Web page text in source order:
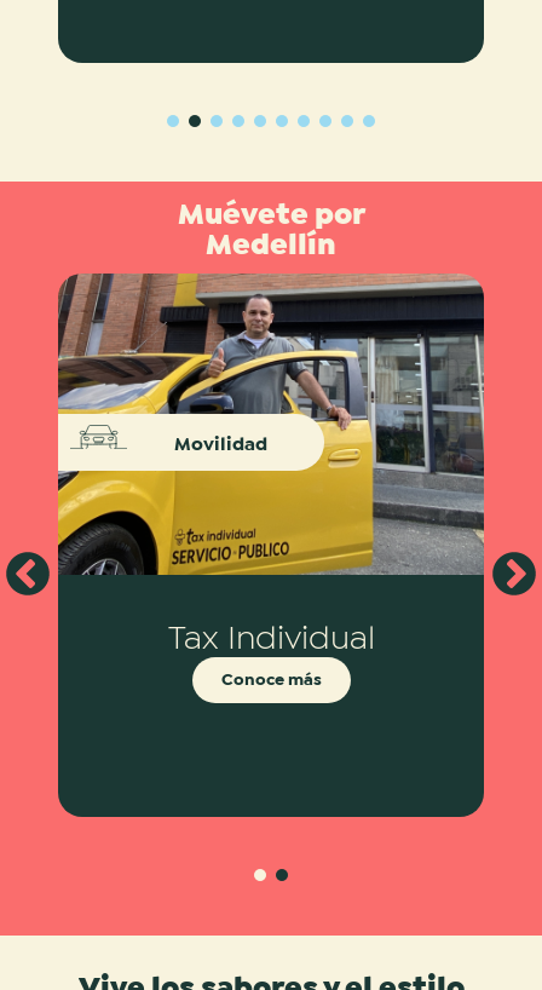
4 5 6 7 8 9 10
Muévete por
Medellín
Movilidad
Tax Individual
Conoce más